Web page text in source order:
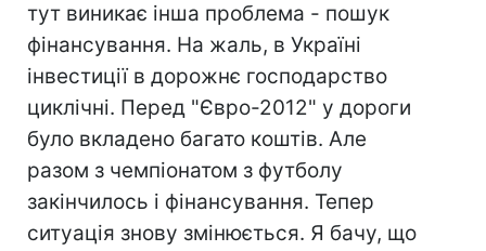
тут виникає інша проблема - пошук
фінансування. На жаль, в Україні
інвестиції в дорожнє господарство
циклічні. Перед "Євро-2012" у дороги
було вкладено багато коштів. Але
разом з чемпіонатом з футболу
закінчилось і фінансування. Тепер
ситуація знову змінюється. Я бачу, що